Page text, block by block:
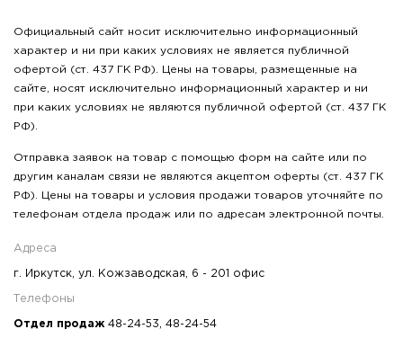
Официальный сайт носит исключительно информационный
характер и ни при каких условиях не является публичной
офертой (ст. 437 ГК РФ). Цены на товары, размещенные на
сайте, носят исключительно информационный характер и ни
при каких условиях не являются публичной офертой (ст. 437 ГК
РФ).
Отправка заявок на товар с помощью форм на сайте или по
другим каналам связи не являются акцептом оферты (ст. 437 ГК
РФ). Цены на товары и условия продажи товаров уточняйте по
телефонам отдела продаж или по адресам электронной почты.
Адреса
г. Иркутск, ул. Кожзаводская, 6 - 201 офис
Телефоны
Отдел продаж 48-24-53 48-24-54